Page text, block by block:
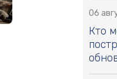
06
Кто